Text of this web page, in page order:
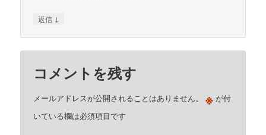
返信 ↓
コメントを残す
メールアドレスが公開されることはありません。 ※ が付
いている欄は必須項目です